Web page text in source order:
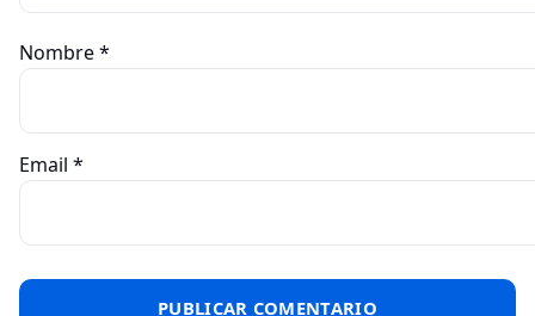
Nombre*
Email *